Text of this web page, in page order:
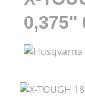
0,375''
Bildergalerie